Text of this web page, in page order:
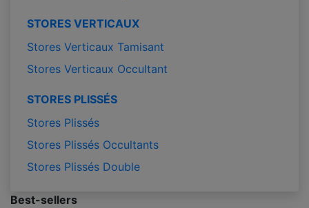
STORES VERTICAUX
Stores Verticaux Tamisant
Stores Verticaux Occultant
STORES PLISSÉS
Stores Plissés
Stores Plissés Occultants
Stores Plissés Double
Best-sellers